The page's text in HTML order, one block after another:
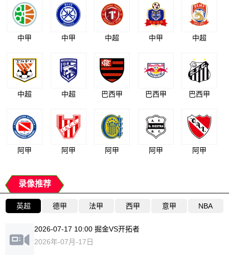
中甲 中甲 中超 中甲 中超
中超 中超 巴西甲 巴西甲 巴西甲
阿甲 阿甲 阿甲 阿甲 阿甲
录像推荐
英超 德甲 法甲 西甲 意甲 NBA
2026-07-17 10:00 掘金VS开拓者
2026年-07月-17日